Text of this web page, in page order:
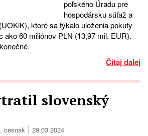
poľského Úradu pre
hospodársku súťaž a
ktoré sa týkalo uloženia pokuty
ako 60 miliónov PLN (13,97 mil. EUR).
Čítaj dalej
slovenský
, cesnak 29.03 2024